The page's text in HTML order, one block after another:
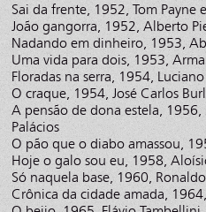
Sai da frente, 1952, Tom Payne
João gangorra, 1952, Alberto
Nadando em dinheiro, 1953,
Uma vida para dois, 1953,
Floradas na serra, 1954,
O craque, 1954, José Carlos
A pensão de dona estela, 1956,
Palácios
O pão que o diabo amassou,
Hoje o galo sou eu, 1958,
Só naquela base, 1960,
Crônica da cidade amada,